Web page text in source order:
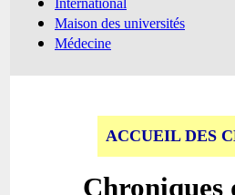
International
Maison des universités
Médecine
ACCUEIL DES
Chroniques